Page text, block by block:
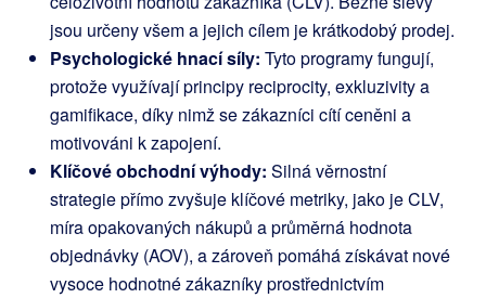
jsou určeny všem a jejich cílem je krátkodobý prodej.
Psychologické hnací síly: Tyto programy fungují,
protože využívají principy reciprocity, exkluzivity a
gamifikace, díky nimž se zákazníci cítí ceněni a
motivováni k zapojení.
Klíčové obchodní výhody: Silná věrnostní
strategie přímo zvyšuje klíčové metriky, jako je CLV,
míra opakovaných nákupů a průměrná hodnota
objednávky (AOV), a zároveň pomáhá získávat nové
vysoce hodnotné zákazníky prostřednictvím